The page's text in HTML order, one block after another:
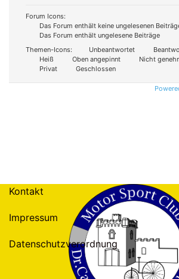
Forum Icons:
Das Forum enthält keine ungelesenen
Das Forum enthält ungelesene Beiträge
Themen-Icons:
Unbeantwortet
Heiß
Oben angepinnt Nicht
Privat
Geschlossen
Kontakt
Impressum
Datenschutzverordnung